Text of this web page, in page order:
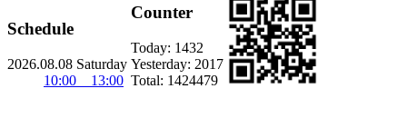
Schedule
2026.08.08 Saturday
10:00 13:00
Counter
Today: 1432
Yesterday: 2017
Total: 1424479